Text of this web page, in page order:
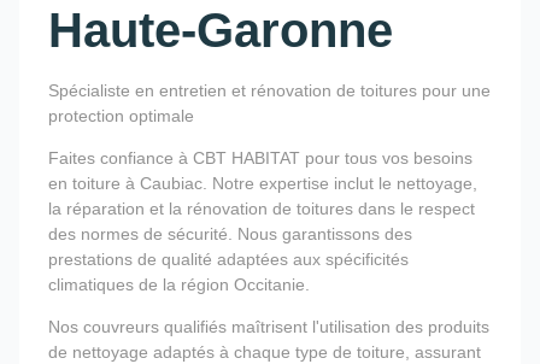
Haute-Garonne
Spécialiste en entretien et rénovation de toitures pour une
protection optimale
Faites confiance à CBT HABITAT pour tous vos besoins
en toiture à Caubiac. Notre expertise inclut le nettoyage,
la réparation et la rénovation de toitures dans le respect
des normes de sécurité. Nous garantissons des
prestations de qualité adaptées aux spécificités
climatiques de la région Occitanie.
Nos couvreurs qualifiés maîtrisent l'utilisation des produits
de nettoyage adaptés à chaque type de toiture, assurant